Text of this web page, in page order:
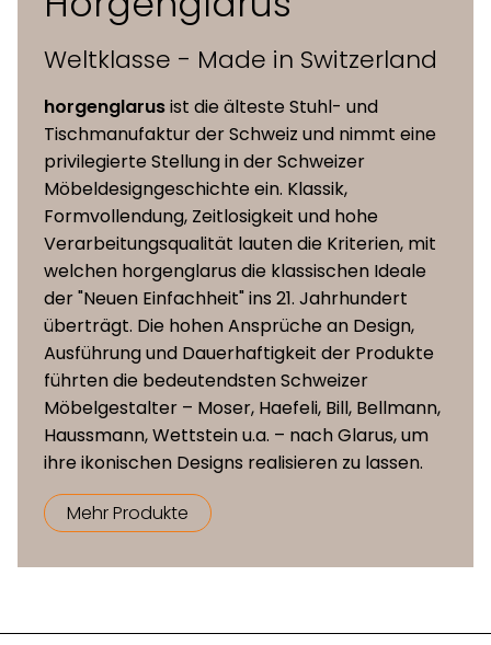
Masse (L x B x
Sitzhöhe 47 cm
Weltklasse - Made in Switzerland
horgenglarusist die älteste Stuhl- und
Tischmanufaktur der Schweiz und nimmt eine
privilegierte Stellung in der Schweizer
Möbeldesigngeschichte ein. Klassik,
Formvollendung, Zeitlosigkeit und hohe
Verarbeitungsqualität lauten die Kriterien, mit
welchen horgenglarus die klassischen Ideale
der "Neuen Einfachheit" ins 21. Jahrhundert
überträgt. Die hohen Ansprüche an Design,
Ausführung und Dauerhaftigkeit der Produkte
führten die bedeutendsten Schweizer
Möbelgestalter – Moser, Haefeli, Bill, Bellmann,
Haussmann, Wettstein u.a. – nach Glarus, um
ihre ikonischen Designs realisieren zu lassen.
Mehr Produkte